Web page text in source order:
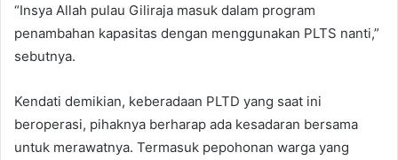
“Insya Allah pulau Giliraja masuk dalam program
penambahan kapasitas dengan menggunakan PLTS nanti,”
sebutnya.
Kendati demikian, keberadaan PLTD yang saat ini
beroperasi, pihaknya berharap ada kesadaran bersama
untuk merawatnya. Termasuk pepohonan warga yang